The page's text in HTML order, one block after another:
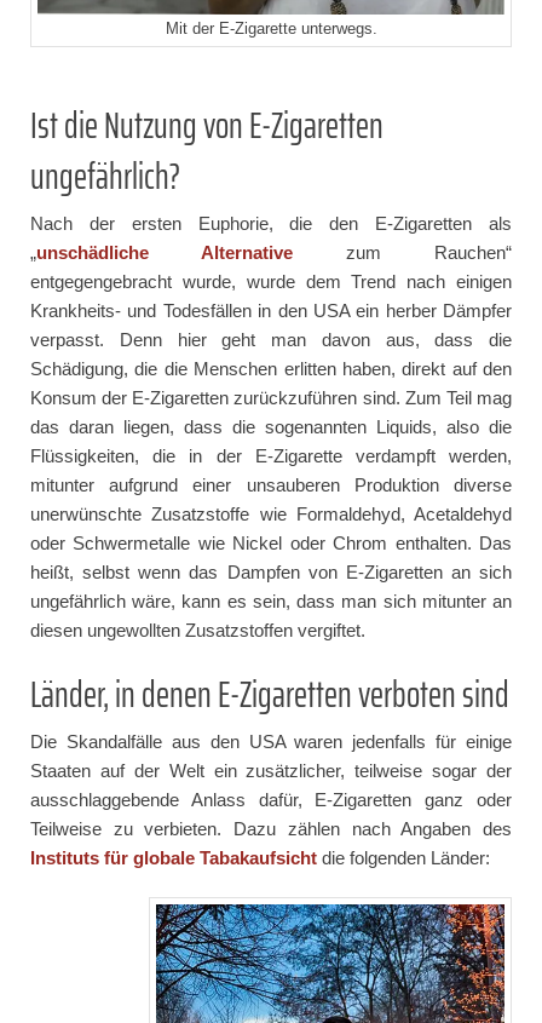
Mit der E-Zigarette unterwegs.
Ist die Nutzung von E-Zigaretten
ungefährlich?
Nach der ersten Euphorie, die den E-Zigaretten als
„unschädliche Alternative zum Rauchen“
entgegengebracht wurde, wurde dem Trend nach einigen
Krankheits- und Todesfällen in den USA ein herber Dämpfer
verpasst. Denn hier geht man davon aus, dass die
Schädigung, die die Menschen erlitten haben, direkt auf den
Konsum der E-Zigaretten zurückzuführen sind. Zum Teil mag
das daran liegen, dass die sogenannten Liquids, also die
Flüssigkeiten, die in der E-Zigarette verdampft werden,
mitunter aufgrund einer unsauberen Produktion diverse
unerwünschte Zusatzstoffe wie Formaldehyd, Acetaldehyd
oder Schwermetalle wie Nickel oder Chrom enthalten. Das
heißt, selbst wenn das Dampfen von E-Zigaretten an sich
ungefährlich wäre, kann es sein, dass man sich mitunter an
diesen ungewollten Zusatzstoffen vergiftet.
Länder, in denen E-Zigaretten verboten sind
Die Skandalfälle aus den USA waren jedenfalls für einige
Staaten auf der Welt ein zusätzlicher, teilweise sogar der
ausschlaggebende Anlass dafür, E-Zigaretten ganz oder
Teilweise zu verbieten. Dazu zählen nach Angaben des
Instituts für globale Tabakaufsicht die folgenden Länder: